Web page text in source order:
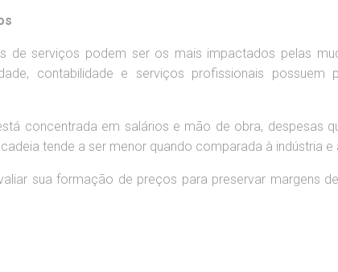
de serviços podem ser os mais impactados pelas
contabilidade e serviços profissionais
concentrada em salários e mão de obra, despesas
tende a ser menor quando comparada à indústria
sua formação de preços para preservar margens